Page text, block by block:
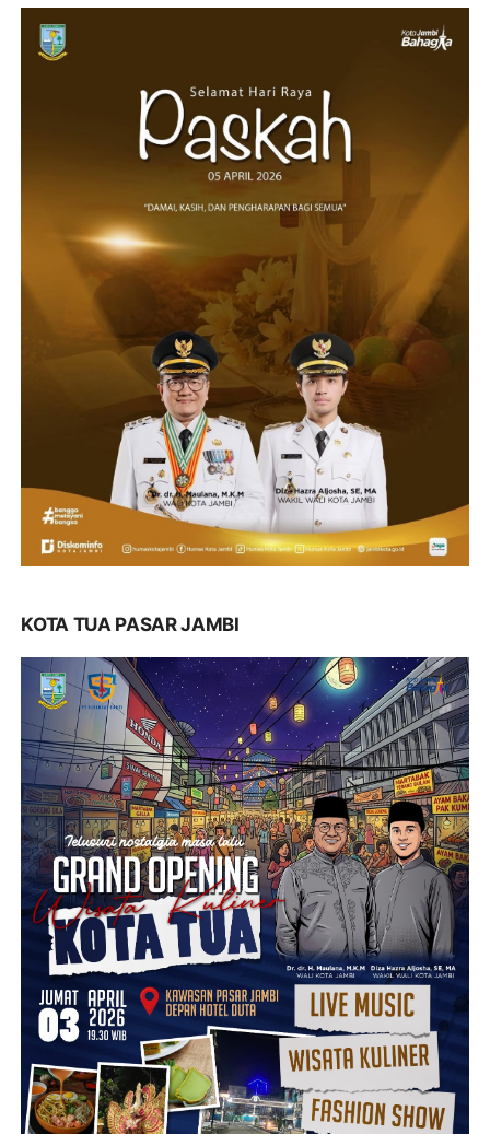
KOTA TUA PASAR JAMBI